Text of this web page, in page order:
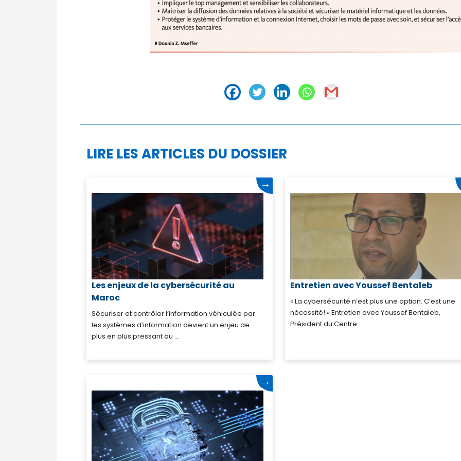
LIRE LES ARTICLES DU DOSSIER
Les enjeux de la cybersécurité au
Maroc
Sécuriser et contrôler l’information véhiculée par
les systèmes d’information devient un enjeu de
plus en plus pressant au ...
→
Entretien avec Youssef Bentaleb
« La cybersécurité n’est plus une option. C’est une
nécessité! » Entretien avec Youssef Bentaleb,
Président du Centre ...
→